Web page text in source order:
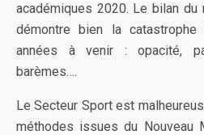
académiques 2020. Le bilan du
démontre bien la catastrophe
années à venir : opacité,
barèmes….
Le Secteur Sport est
méthodes issues du Nouveau